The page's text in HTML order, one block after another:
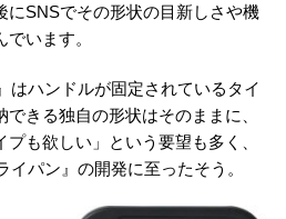
にSNSでその形状の目新しさや機
います。
はハンドルが固定されているタイ
きる独自の形状はそのままに、
も欲しい」という要望も多く、
パン』の開発に至ったそう。